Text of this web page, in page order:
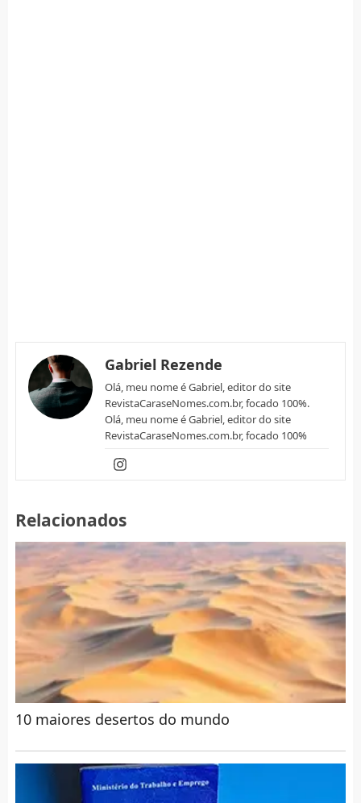
Gabriel Rezende
Olá, meu nome é Gabriel, editor do site
RevistaCaraseNomes.com.br, focado 100%.
Olá, meu nome é Gabriel, editor do site
RevistaCaraseNomes.com.br, focado 100%
Relacionados
10 maiores desertos do mundo